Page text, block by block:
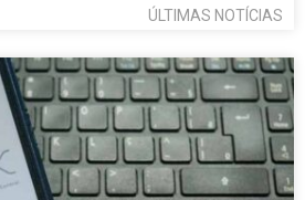
ÚLTIMAS NOTÍCIAS